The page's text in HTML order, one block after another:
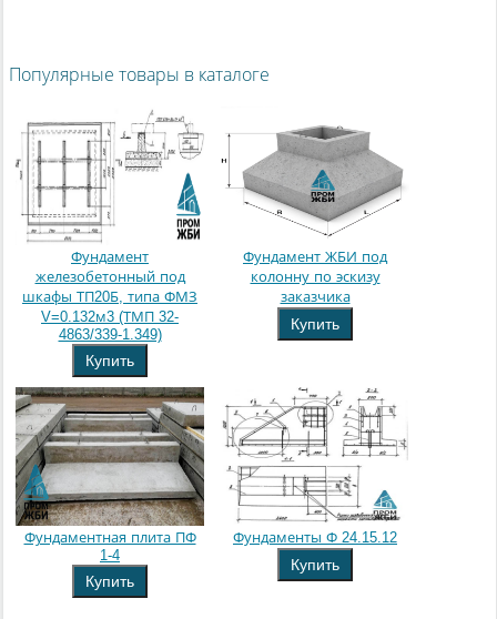
Популярные товары в каталоге
Фундамент
железобетонный под
шкафы ТП20Б, типа ФМЗ
V=0.132м3 (ТМП 32-
4863/339-1.349)
Купить
Фундамент ЖБИ под
колонну по эскизу
заказчика
Купить
Фундаментная плита ПФ
1-4
Купить
Фундаменты Ф 24.15.12
Купить